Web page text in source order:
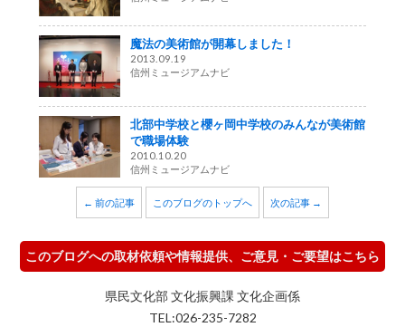
魔法の美術館が開幕しました！
2013.09.19
信州ミュージアムナビ
北部中学校と櫻ヶ岡中学校のみんなが美術館
で職場体験
2010.10.20
信州ミュージアムナビ
← 前の記事 このブログのトップへ 次の記事 →
このブログへの取材依頼や情報提供、ご意見・ご要望はこちら
県民文化部 文化振興課 文化企画係
TEL:026-235-7282